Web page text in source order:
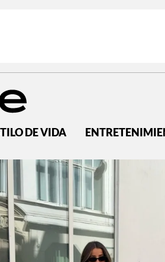
DE VIDA